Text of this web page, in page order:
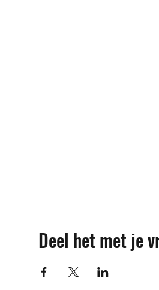
Deel het met je